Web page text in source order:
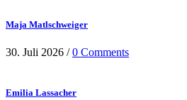
Maja Matlschweiger
30. Juli 2026 /0 Comments
Emilia Lassacher